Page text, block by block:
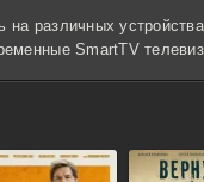
различных
SmartTV